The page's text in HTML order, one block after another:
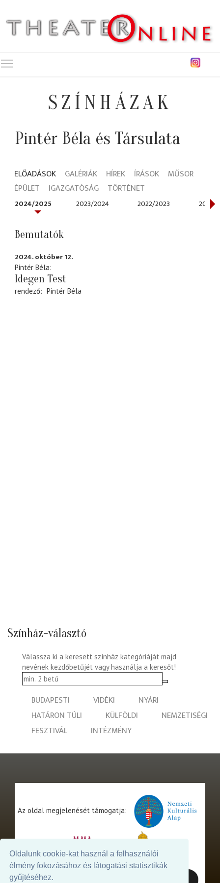
Oldalunk cookie-kat használ a felhasználói
élmény fokozásához és látogatási statisztikák
gyűjtéséhez.
SZÍNHÁZAK
Pintér Béla és Társulata
ELŐADÁSOK GALÉRIÁK HÍREK ÍRÁSOK
MŰSOR
ÉPÜLET
IGAZGATÓSÁG TÖRTÉNET
2024/2025 2023/2024 2022/2023 2021/
Bemutatók
2024. október 12.
Pintér Béla
Idegen Test
rendező Pintér Béla
Színház-választó
Válassza ki a keresett színház kategóriáját majd
nevének kezdőbetűjét vagy használja a keresőt!
BUDAPESTI VIDÉKI
NYÁRI
HATÁRON TÚLI
KÜLFÖLDI
NEMZETISÉGI
FESZTIVÁL
INTÉZMÉNY
Az oldal megjelenését támogatja: